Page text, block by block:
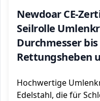
Newdoar CE-
Seilrolle
Durchmesser
Rettungsheben
Hochwertige
Edelstahl, die für